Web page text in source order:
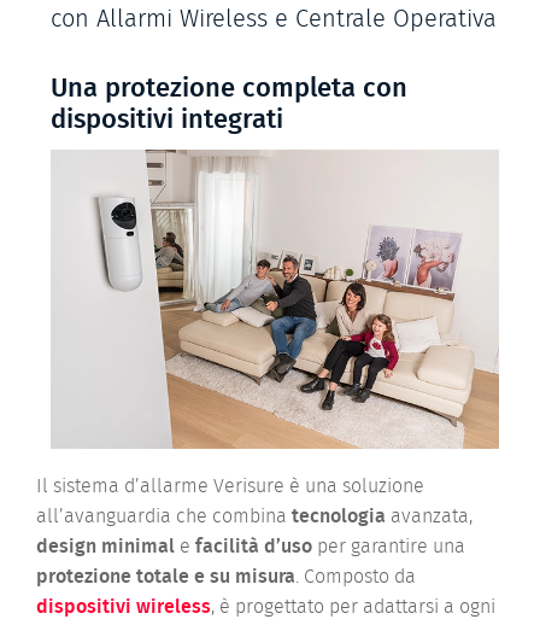
con Allarmi Wireless e Centrale Operativa
Una protezione completa con
dispositivi integrati
Il sistema d’allarme Verisure è una soluzione
all’avanguardia che combina tecnologia avanzata,
design minimal e facilità d’uso per garantire una
protezione totale e su misura. Composto da
dispositivi wireless, è progettato per adattarsi a ogni